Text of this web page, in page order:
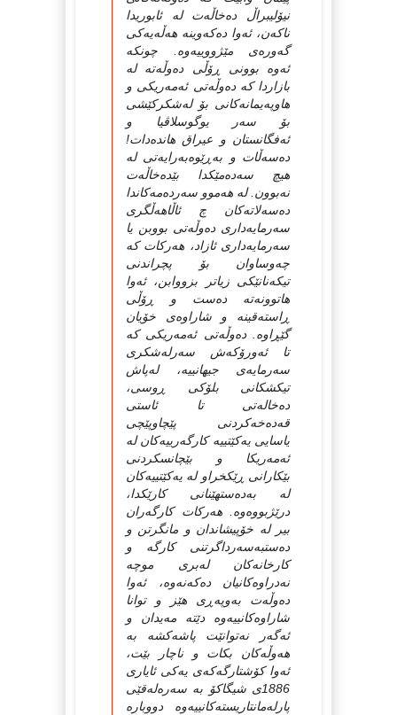
نیۆلیبراڵ ده‌خاڵه‌ت له‌ ئابوریدا
ناکه‌ن، ئه‌وا ده‌که‌وینه‌ هه‌ڵه‌یه‌کی
گه‌وره‌ی مێژووییه‌وه‌. چونکه‌
ئه‌وه‌ بوونی ڕۆڵی ده‌وڵه‌ته‌ له‌
بازاردا که‌ ده‌وڵه‌تی ئه‌مه‌ریکی و
هاوپه‌یمانه‌کانی بۆ له‌شکرکێشی
بۆ سه‌ر یوگوسلاڤیا و
ئه‌فگانستان و عیراق هانده‌دات!
ده‌سه‌ڵات و به‌ڕێوه‌به‌رایه‌تی له‌
هیچ سه‌ده‌مێکدا بێده‌خاڵه‌ت
نه‌بوون. له ‌هه‌موو سه‌رده‌مه‌کاندا
ده‌سه‌لاته‌کان چ ئاڵاهه‌ڵگری
سه‌رمایه‌داری ده‌وڵه‌تی بووبن یا
سه‌رمایه‌داری ئازاد، هه‌رکات که‌
چه‌وساوان بۆ پچراندنی
تیکه‌نانێکی زیاتر بزووابن، ئه‌وا
هاتوونه‌ته‌ ده‌ست و ڕۆڵی
ڕاسته‌قینه‌ و شاراوه‌ی خۆیان
گێڕاوه‌. ده‌وڵه‌تی ئه‌مه‌ریکی که‌
تا ئه‌ورۆکه‌ش سه‌رله‌شکری
سه‌رمایه‌ی جیهانییه‌، له‌پاش
تیكشکانی بلۆکی ڕوسی،
ده‌خاله‌تی تا ئاستی
قه‌ده‌خه‌کردنی پێچاوپێچی
یاسایی یه‌کێتییه‌ کارگه‌رییه‌کان له‌
ئه‌مه‌ریکا و بێچانسکردنی
بێکارانی ڕێکخراو له‌ یه‌کێتییه‌کان
له‌ به‌ده‌ستهێنانی کارێكدا،
درێژبووه‌وه‌. هه‌رکات کارگه‌ران
بیر له‌ خۆپیشاندان و مانگرتن و
ده‌ستبه‌سه‌رداگرتنی کارگه‌ و
کارخانه‌کان له‌بری موچه‌
نه‌دراوه‌کانیان ده‌که‌نه‌وه‌، ئه‌وا
ده‌وڵه‌ت به‌وپه‌ڕی هێز و توانا
شاراوه‌کانییه‌وه‌ دێته‌ مه‌یدان و
ئه‌گه‌ر نه‌توانێت پاشه‌کشه‌ به‌
هه‌وڵه‌کان بکات و ناچار بێت،
ئه‌وا کۆشتارگه‌که‌ی یه‌کی ئایاری
1886ی شیگاکۆ به‌ سه‌ره‌له‌قێی
پارله‌مانتاریسته‌کانییه‌وه‌ دووباره‌